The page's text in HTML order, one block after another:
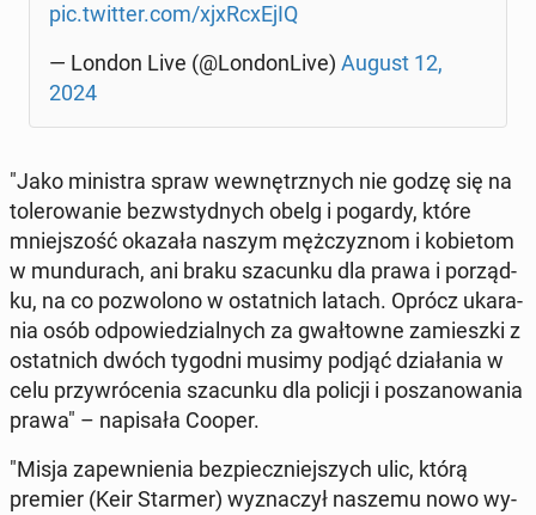
pic.twitter.com/xjxR­cxE­jIQ
— London Live (@Lon­don­Li­ve) August 12,
2024
"Jako mi­ni­stra spraw we­wnętrz­nych nie godzę się na
to­le­ro­wa­nie bez­wstyd­nych obelg i pogardy, które
mniej­szość okazała naszym męż­czy­znom i ko­bie­tom
w mun­du­rach, ani braku sza­cun­ku dla prawa i po­rząd­
ku, na co po­zwo­lo­no w ostat­nich latach. Oprócz uka­ra­
nia osób od­po­wie­dzial­nych za gwał­tow­ne za­miesz­ki z
ostat­nich dwóch tygodni musimy podjąć dzia­ła­nia w
celu przy­wró­ce­nia sza­cun­ku dla policji i po­sza­no­wa­nia
prawa" – na­pi­sa­ła Cooper.
"Misja za­pew­nie­nia bez­piecz­niej­szych ulic, którą
premier (Keir Starmer) wy­zna­czył naszemu nowo wy­